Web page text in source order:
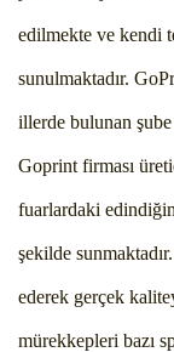
edilmekte ve kendi
sunulmaktadır.
illerde bulunan
Goprint firması
fuarlardaki
şekilde
ederek gerçek
mürekkepleri bazı